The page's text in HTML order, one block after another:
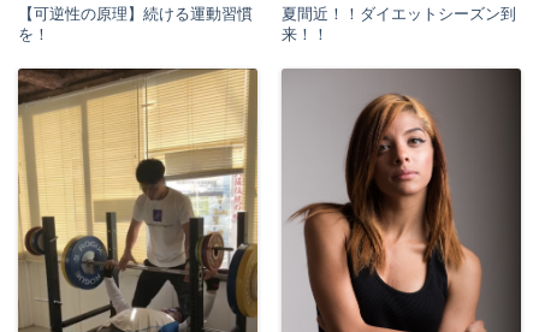
【可逆性の原理】続ける運動習慣
を！
夏間近！！ダイエットシーズン到
来！！